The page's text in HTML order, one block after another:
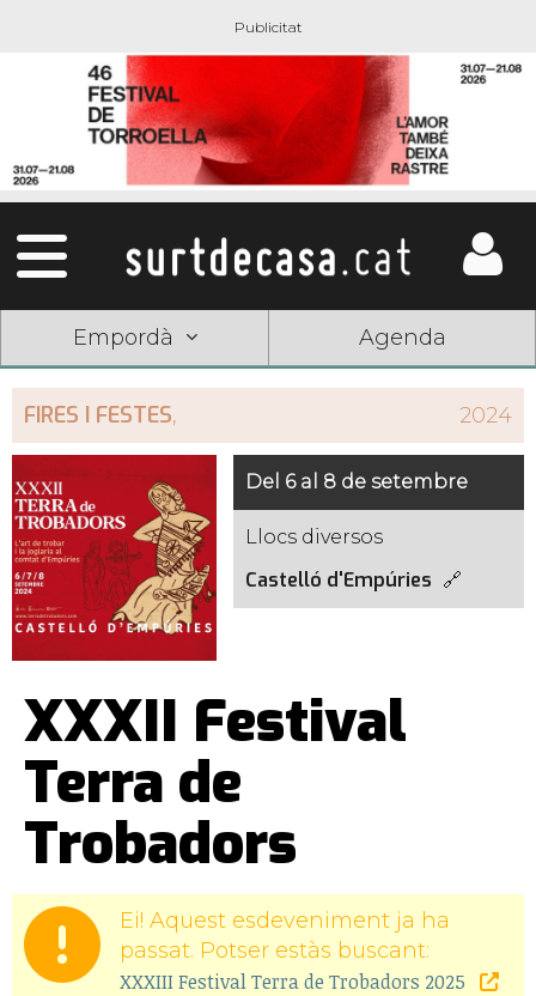
Empordà Agenda
FIRES I FESTES, 2024
Del 6 al 8 de setembre
Llocs diversos
Castelló d'Empúries
XXXII Festival
Terra de
Trobadors
Ei! Aquest esdeveniment ja ha
passat. Potser estàs buscant:
XXXIII Festival Terra de Trobadors 2025